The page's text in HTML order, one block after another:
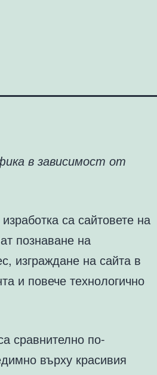
в зависимост от
са сайтовете на
познаване на
изграждане на сайта в
и повече технологично
сравнително по-
върху красивия